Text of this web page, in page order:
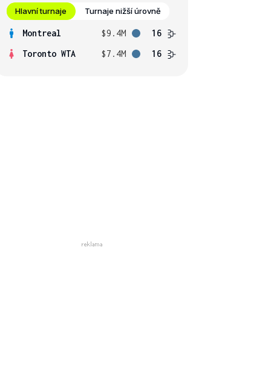
Hlavní turnaje Turnaje nižší úrovně
Montreal $9.4M
16
Toronto WTA
$7.4M 16